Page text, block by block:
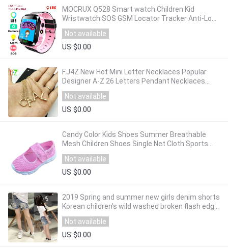
MOCRUX Q528 Smart watch Children Kid
Wristwatch SOS GSM Locator Tracker Anti-Lost
Safe Smartwatch Child Guard for iOS Android
Not available
US $0.00
F.J4Z New Hot Mini Letter Necklaces Popular
Designer A-Z 26 Letters Pendant Necklaces
Short Initial collares Letter Jewelry
Not available
US $0.00
Candy Color Kids Shoes Summer Breathable
Mesh Children Shoes Single Net Cloth Sports
Sneakers Boys Shoes Girls Shoes CSH226
Not available
US $0.00
2019 Spring and summer new girls denim shorts
Korean children's wild washed broken flash edge
hot pants
Not available
US $0.00